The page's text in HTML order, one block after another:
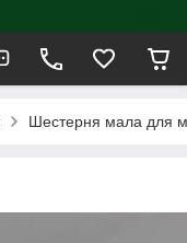
Шестерня мала для